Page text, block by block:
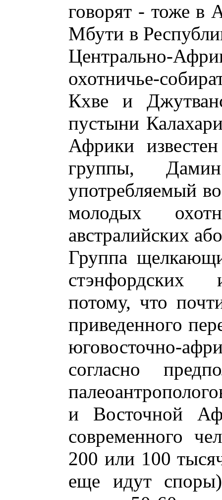
говорят - тоже в
Мбути в
Центрально-
охотничье-
Кхве и
пустыни
Африки
группы,
употребляемый
молодых
австралийских
Группа
стэнфордских
потому, что
приведенного
юговосточно-
согласно
и Восточной
современного
200 или 100
еще идут